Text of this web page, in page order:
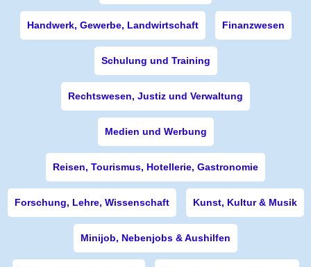
Handwerk, Gewerbe, Landwirtschaft Finanzwesen
Schulung und Training
Rechtswesen, Justiz und Verwaltung
Medien und Werbung
Reisen, Tourismus, Hotellerie, Gastronomie
Forschung, Lehre, Wissenschaft Kunst, Kultur & Musik
Minijob, Nebenjobs & Aushilfen